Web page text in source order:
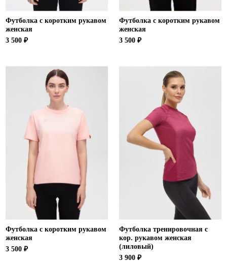
Футболка с коротким рукавом
женская
3 500 ₽
Футболка с коротким рукавом
женская
3 500 ₽
Футболка с коротким рукавом
женская
3 500 ₽
Футболка тренировочная с
кор. рукавом женская
(лиловый)
3 900 ₽